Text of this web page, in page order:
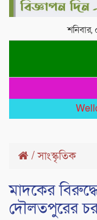
/সাংস্কৃতিক
মাদকের
দৌলতপুরের